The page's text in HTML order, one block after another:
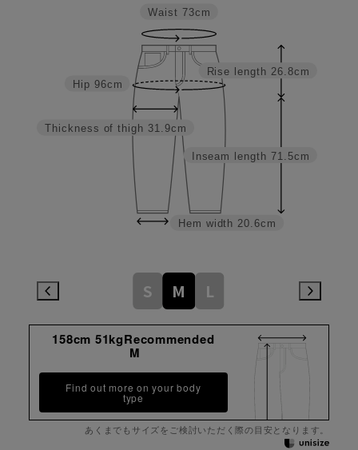
Inseam length 71.5cm
Rise length 26.8cm
Hem width 20.6cm
Thickness of thigh 31.9cm
Hip 96cm
Waist 73cm
S M L
158cm 51kgRecommended
M
Find out more on your body
type
あくまでもサイズをご検討いただく際の目安となります。